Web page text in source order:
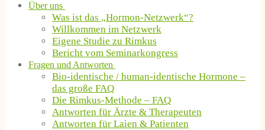
Über uns
Was ist das „Hormon-Netzwerk“?
Willkommen im Netzwerk
Eigene Studie zu Rimkus
Bericht vom Seminarkongress
Fragen und Antworten
Bio-identische / human-identische Hormone –
das große FAQ
Die Rimkus-Methode – FAQ
Antworten für Ärzte & Therapeuten
Antworten für Laien & Patienten